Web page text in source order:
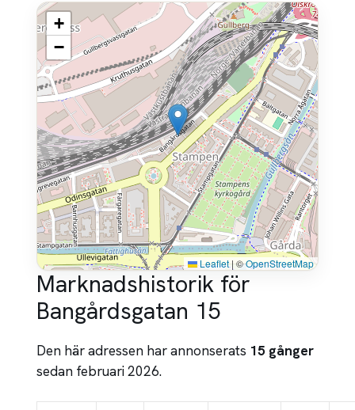
+
−
Leaflet |©OpenStreetMap
Marknadshistorik för
Bangårdsgatan 15
Den här adressen har annonserats 15 gånger
sedan februari 2026.